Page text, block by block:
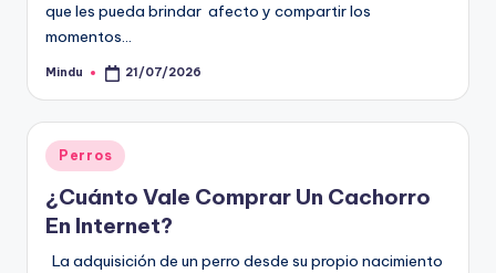
que les pueda brindar afecto y compartir los
momentos…
Publicado
Mindu 21/07/2026
Publicado
en
Perros
¿Cuánto Vale Comprar Un Cachorro
En Internet?
La adquisición de un perro desde su propio nacimiento